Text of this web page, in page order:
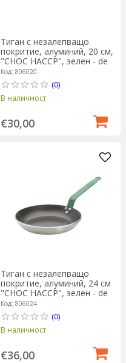
Тиган с незалепващо
покритие, алуминий, 20 см,
"CHOC HACCP", зелен - de
Buyer
Код: 806020
(0)
В наличност
€30,00
Тиган с незалепващо
покритие, алуминий, 24 см
"CHOC HACCP", зелен - de
Buyer
Код: 806024
(0)
В наличност
€36,00